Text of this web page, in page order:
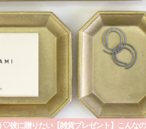
彼に贈りたい【雑貨プレゼント】こんな